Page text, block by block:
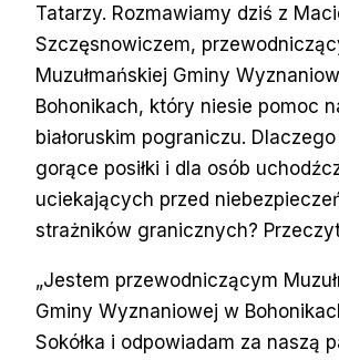
Tatarzy. Rozmawiamy dziś z
Szczęsnowiczem,
Muzułmańskiej Gminy
Bohonikach, który niesie pomoc
białoruskim pograniczu.
gorące posiłki i dla osób
uciekających przed
strażników granicznych?
„Jestem przewodniczącym
Gminy Wyznaniowej w
Sokółka i odpowiadam za naszą